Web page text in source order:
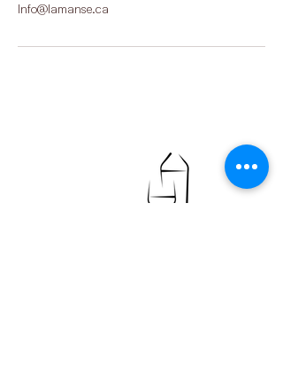
Info@lamanse.ca